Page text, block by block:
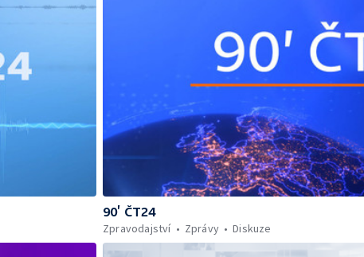
90’ ČT24
Zpravodajství
Zprávy Diskuze